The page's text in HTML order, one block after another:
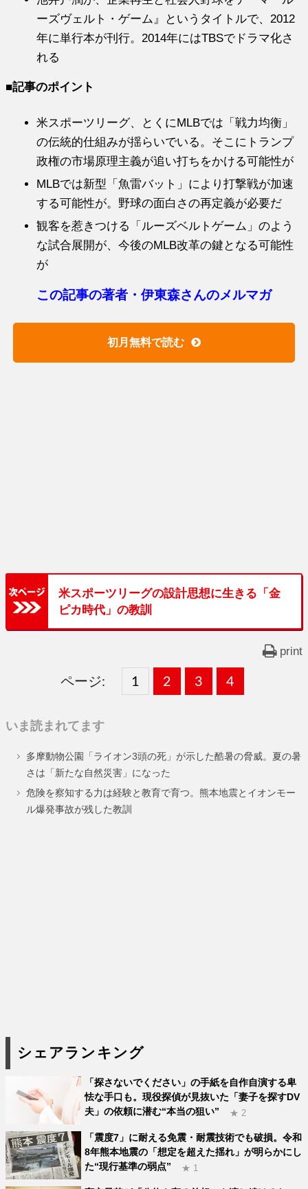
ーズヴェルト・ゲーム』というタイトルで、2012
年に単行本が刊行。2014年にはTBSでドラマ化さ
れる
■記事のポイント
米スポーツリーグ、とくにMLBでは「戦力均衡」
の伝統的仕組みが揺らいでいる。そこにトランプ
政権の市場原理主義が追い打ちをかける可能性が
MLBでは新型「魚雷バット」により打撃戦が加速
する可能性が。野球の面白さの再定義が必要だ
観客を惹きつける「ルーズベルトゲーム」のよう
な試合展開が、今後のMLB改革の鍵となる可能性
が
この記事の著者・伊東森さんのメルマガ
初月無料で読む
米スポーツリーグの設計思想に生きる「金
ピカ時代」の教訓
print
ページ:
固
ー
ジ
1 ,
固
ー
ジ
2 ,
固
ー
ジ
3 ,
固
ー
ジ
4
いま読まれてます
多摩動物公園「ライオン3頭の死」が示した酷暑の脅威。夏の暑
さは「新たな自然災害」になった
危険を察知する力は経験と教育で育つ。熊本地震とイオンモー
ル爆発事故が残した教訓
シェアランキング
「探さないでください」の手紙を自作自演する卑
怯な手口も。現役探偵が見抜いた「妻子を探すDV
夫」の依頼に潜む“本当の狙い”
★ 2
「震度7」に耐える免震・耐震技術でも破損。令和
8年熊本地震の「想定を超えた揺れ」が明らかにし
た“現行基準の弱点”
★ 1